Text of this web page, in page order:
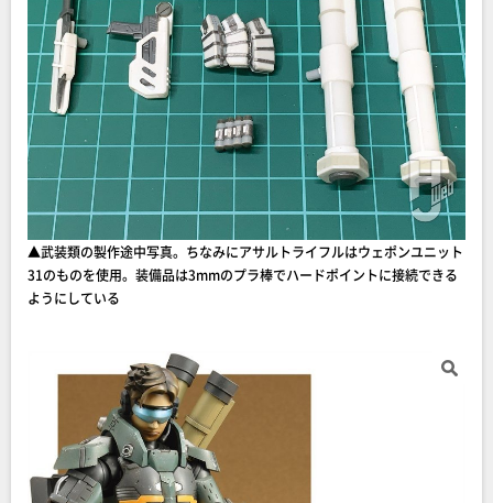
▲︎武装類の製作途中写真。ちなみにアサルトライフルはウェポンユニット
31のものを使用。装備品は3mmのプラ棒でハードポイントに接続できる
ようにしている